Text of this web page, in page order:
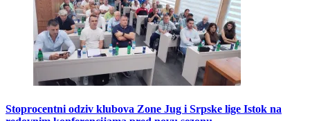
Stoprocentni odziv klubova Zone Jug i Srpske lige Istok na